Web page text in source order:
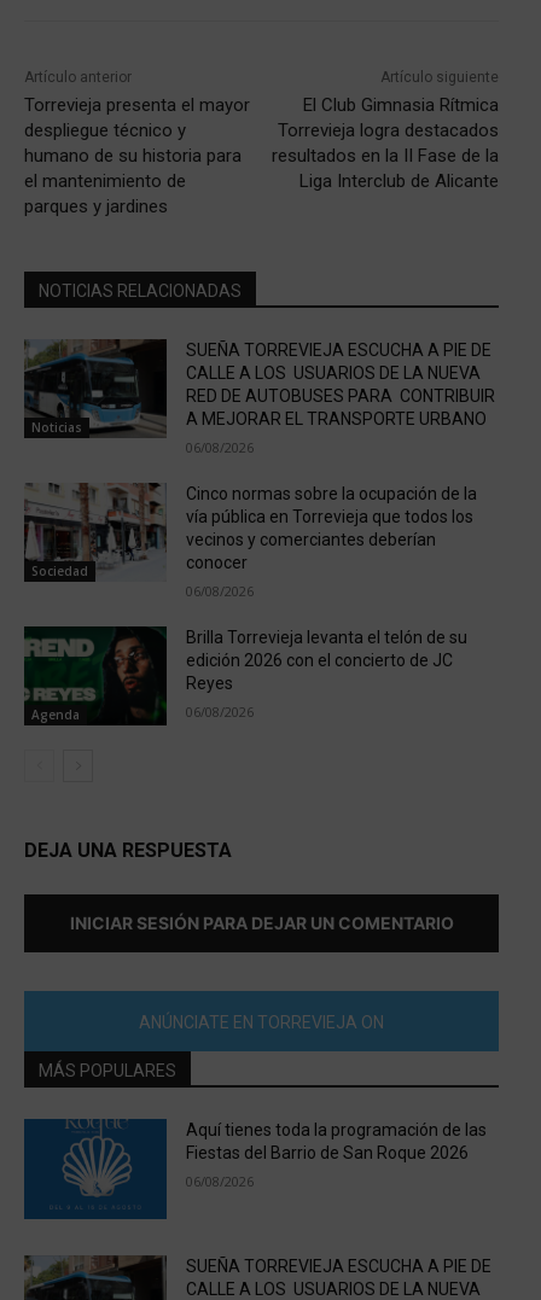
Artículo anterior
Torrevieja presenta el mayor
despliegue técnico y
humano de su historia para
el mantenimiento de
parques y jardines
Artículo siguiente
El Club Gimnasia Rítmica
Torrevieja logra destacados
resultados en la II Fase de la
Liga Interclub de Alicante
NOTICIAS RELACIONADAS
Noticias
SUEÑA TORREVIEJA ESCUCHA A PIE DE
CALLE A LOS USUARIOS DE LA NUEVA
RED DE AUTOBUSES PARA CONTRIBUIR
A MEJORAR EL TRANSPORTE URBANO
06/08/2026
Sociedad
Cinco normas sobre la ocupación de la
vía pública en Torrevieja que todos los
vecinos y comerciantes deberían
conocer
06/08/2026
Agenda
Brilla Torrevieja levanta el telón de su
edición 2026 con el concierto de JC
Reyes
06/08/2026
DEJA UNA RESPUESTA
INICIAR SESIÓN PARA DEJAR UN COMENTARIO
ANÚNCIATE EN TORREVIEJA ON
MÁS POPULARES
Aquí tienes toda la programación de las
Fiestas del Barrio de San Roque 2026
06/08/2026
SUEÑA TORREVIEJA ESCUCHA A PIE DE
CALLE A LOS USUARIOS DE LA NUEVA